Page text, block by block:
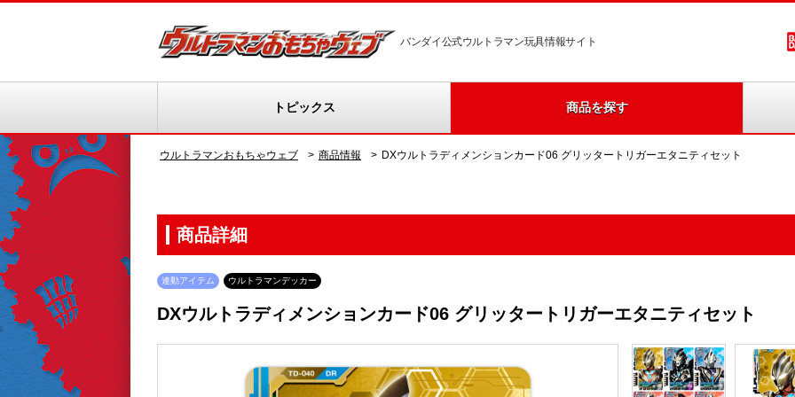
バンダイ公式ウルトラマン玩具情報サイト
トピックス 商品を探す
ウルトラマンおもちゃウェブ 商品情報 DXウルトラディメンションカード06 グリッタートリガーエタニティセット
商品詳細
連動アイテム ウルトラマンデッカー
DXウルトラディメンションカード06 グリッタートリガーエタニティセット